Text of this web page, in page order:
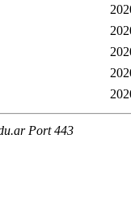
Port 443